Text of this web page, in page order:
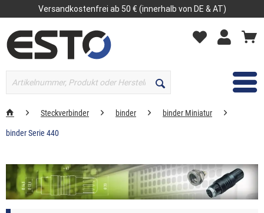
Versandkostenfrei ab 50 € (innerhalb von DE & AT)
MENÜ
Steckverbinder binder binder Miniatur
binder Serie 440